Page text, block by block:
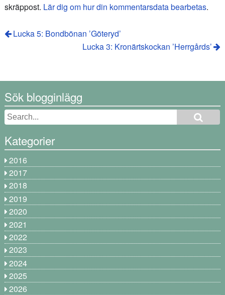
skräppost. Lär dig om hur din kommentarsdata bearbetas.
Lucka 5: Bondbönan ’Göteryd’
Lucka 3: Kronärtskockan ’Herrgårds’
Sök blogginlägg
Kategorier
2016
2017
2018
2019
2020
2021
2022
2023
2024
2025
2026